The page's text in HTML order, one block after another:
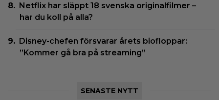
Netflix har släppt 18 svenska originalfilmer –
har du koll på alla?
Disney-chefen försvarar årets biofloppar:
”Kommer gå bra på streaming”
SENASTE NYTT